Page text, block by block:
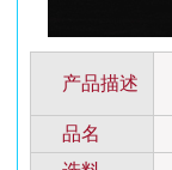
产品描述
品名